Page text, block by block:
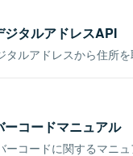
ジタルアドレスAPI
タルアドレスから住所を
ーコードマニュアル
ーコードに関するマニュ